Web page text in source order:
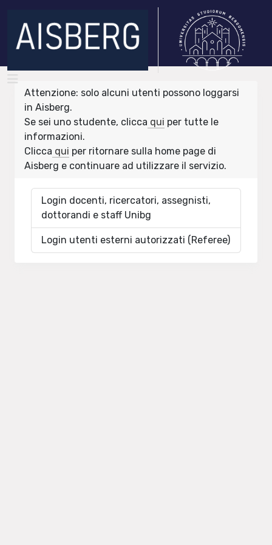
Attenzione: solo alcuni utenti possono loggarsi
in Aisberg.
Se sei uno studente, clicca qui per tutte le
informazioni.
Clicca qui per ritornare sulla home page di
Aisberg e continuare ad utilizzare il servizio.
Login docenti, ricercatori, assegnisti,
dottorandi e staff Unibg
Login utenti esterni autorizzati (Referee)